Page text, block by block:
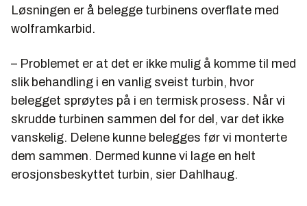
Løsningen er å belegge turbinens overflate med
wolframkarbid.
– Problemet er at det er ikke mulig å komme til med
slik behandling i en vanlig sveist turbin, hvor
belegget sprøytes på i en termisk prosess. Når vi
skrudde turbinen sammen del for del, var det ikke
vanskelig. Delene kunne belegges før vi monterte
dem sammen. Dermed kunne vi lage en helt
erosjonsbeskyttet turbin, sier Dahlhaug.